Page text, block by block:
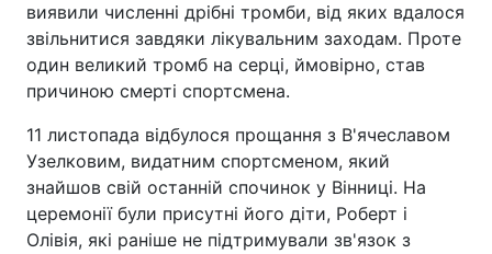
виявили численні дрібні тромби, від яких вдалося
звільнитися завдяки лікувальним заходам. Проте
один великий тромб на серці, ймовірно, став
причиною смерті спортсмена.
11 листопада відбулося прощання з В'ячеславом
Узелковим, видатним спортсменом, який
знайшов свій останній спочинок у Вінниці. На
церемонії були присутні його діти, Роберт і
Олівія, які раніше не підтримували зв'язок з